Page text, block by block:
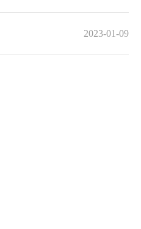
2023-01-09